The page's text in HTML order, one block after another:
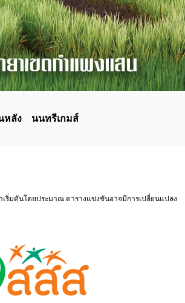
หลัง นนทรีเกมส์
เริ่มตันโดยประมาณ ตารางแข่งขันอาจมีการเปลี่ยนแปลง